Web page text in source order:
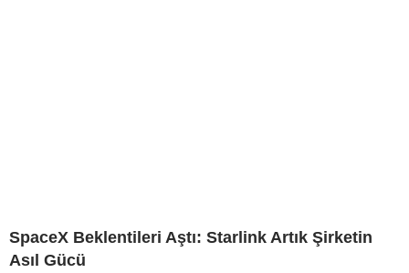
SpaceX Beklentileri Aştı: Starlink Artık Şirketin
Asıl Gücü